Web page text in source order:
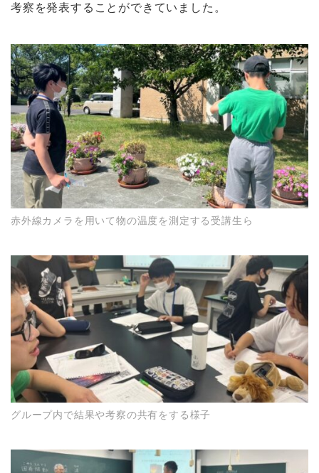
考察を発表することができていました。
赤外線カメラを用いて物の温度を測定する受講生ら
グループ内で結果や考察の共有をする様子